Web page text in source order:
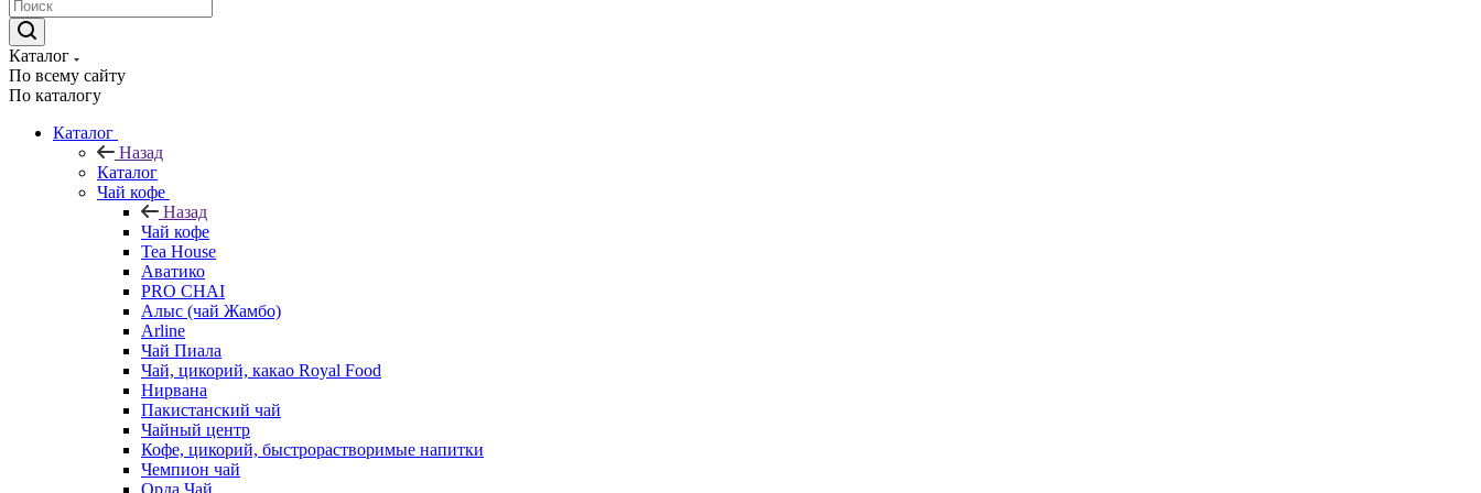
Каталог
По всему сайту
По каталогу
Каталог
Назад
Каталог
Чай кофе
Назад
Чай кофе
Tea House
Аватико
PRO CHAI
Алыс (чай Жамбо)
Arline
Чай Пиала
Чай, цикорий, какао Royal Food
Нирвана
Пакистанский чай
Чайный центр
Кофе, цикорий, быстрорастворимые напитки
Чемпион чай
Орда Чай